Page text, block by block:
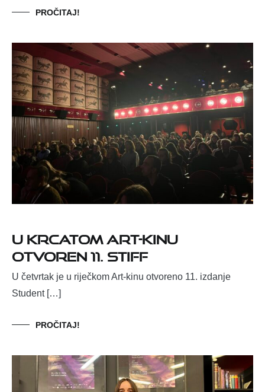
PROČITAJ!
U krcatom Art-kinu
otvoren 11. STIFF
U četvrtak je u riječkom Art-kinu otvoreno 11. izdanje
Student […]
PROČITAJ!